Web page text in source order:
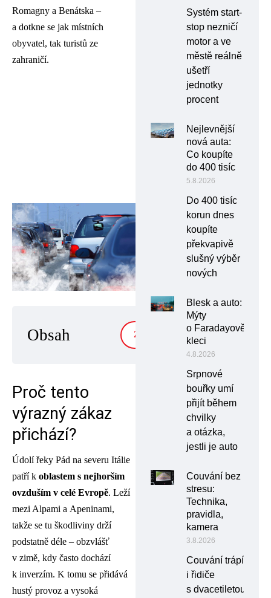
Romagny a Benátska –
a dotkne se jak místních
obyvatel, tak turistů ze
zahraničí.
Obsah ZOBRAZIT
Proč tento
výrazný zákaz
přichází?
Údolí řeky Pád na severu Itálie
patří k oblastem s nejhorším
ovzduším v celé Evropě. Leží
mezi Alpami a Apeninami,
takže se tu škodliviny drží
podstatně déle – obzvlášť
v zimě, kdy často dochází
k inverzím. K tomu se přidává
hustý provoz a vysoká
Systém start-
stop nezničí
motor a ve
městě reálně
ušetří
jednotky
procent
Nejlevnější
nová auta:
Co koupíte
do 400 tisíc
5.8.2026
Do 400 tisíc
korun dnes
koupíte
překvapivě
slušný výběr
nových
Blesk a auto:
Mýty
o Faradayově
kleci
4.8.2026
Srpnové
bouřky umí
přijít během
chvilky
a otázka,
jestli je auto
Couvání bez
stresu:
Technika,
pravidla,
kamera
3.8.2026
Couvání trápí
i řidiče
s dvacetiletou